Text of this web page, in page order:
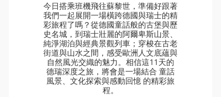
今日搭乘班機飛往蘇黎世，準備好跟著
我們一起展開一場橫跨德國與瑞士的精
彩旅程了嗎？從德國童話般的古堡與歷
史名城，到瑞士壯麗的阿爾卑斯山景、
純淨湖泊與經典景觀列車；穿梭在古老
街道與山水之間，感受歐洲人文底蘊與
自然風光交織的魅力。相信這11天的
德瑞深度之旅，將會是一場結合 童話
風景、文化探索與感動回憶 的精彩旅
程。